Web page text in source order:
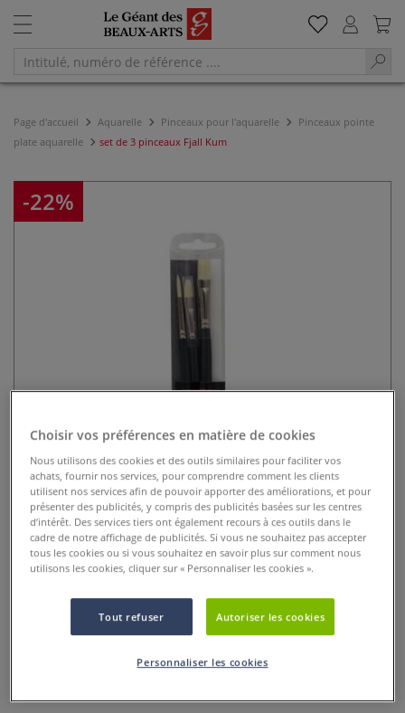
Page d'accueil Aquarelle Pinceaux pour l'aquarelle
Pinceaux pointe
plate aquarelle
set de 3 pinceaux Fjall Kum
-22%
set de 3 pinceaux Fjall Kum
0 Commentaires
Le set de pinceaux Fjall Kum® contient 3 pinceaux
spécialement conçus pour la peinture acrylique moderne.
Choisir vos préférences en matière de cookies
Nous utilisons des cookies et des outils similaires pour faciliter vos
achats, fournir nos services, pour comprendre comment les clients
utilisent nos services afin de pouvoir apporter des améliorations, et pour
présenter des publicités, y compris des publicités basées sur les centres
d’intérêt. Des services tiers ont également recours à ces outils dans le
cadre de notre affichage de publicités. Si vous ne souhaitez pas accepter
tous les cookies ou si vous souhaitez en savoir plus sur comment nous
utilisons les cookies, cliquer sur « Personnaliser les cookies ».
Tout refuser Autoriser les cookies
Personnaliser les cookies